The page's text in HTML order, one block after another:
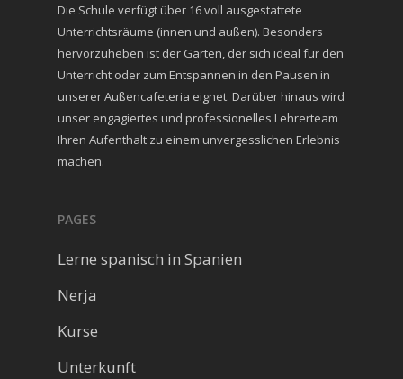
Die Schule verfügt über 16 voll ausgestattete
Unterrichtsräume (innen und außen). Besonders
hervorzuheben ist der Garten, der sich ideal für den
Unterricht oder zum Entspannen in den Pausen in
unserer Außencafeteria eignet. Darüber hinaus wird
unser engagiertes und professionelles Lehrerteam
Ihren Aufenthalt zu einem unvergesslichen Erlebnis
machen.
PAGES
Lerne spanisch in Spanien
Nerja
Kurse
Unterkunft